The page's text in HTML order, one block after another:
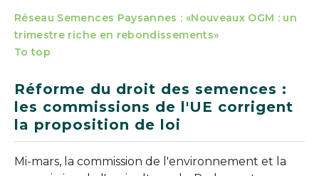
Réseau Semences Paysannes : «Nouveaux OGM : un
trimestre riche en rebondissements»
To top
Réforme du droit des semences :
les commissions de l'UE corrigent
la proposition de loi
Mi-mars, la commission de l'environnement et la